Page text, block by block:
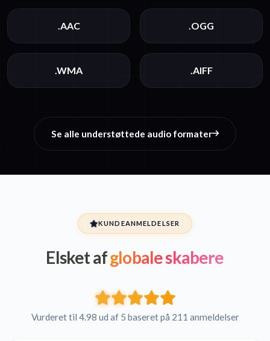
.AAC .OGG
.WMA .AIFF
Se alle understøttede audio formater
KUNDEANMELDELSER
Elsket afglobale skabere
Vurderet til 4.98 ud af 5 baseret på 211 anmeldelser